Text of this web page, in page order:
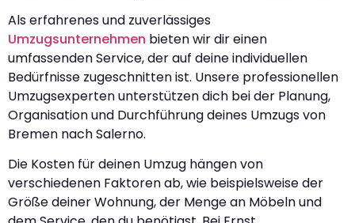
Als erfahrenes und zuverlässiges
Umzugsunternehmen bieten wir dir einen
umfassenden Service, der auf deine individuellen
Bedürfnisse zugeschnitten ist. Unsere professionellen
Umzugsexperten unterstützen dich bei der Planung,
Organisation und Durchführung deines Umzugs von
Bremen nach Salerno.
Die Kosten für deinen Umzug hängen von
verschiedenen Faktoren ab, wie beispielsweise der
Größe deiner Wohnung, der Menge an Möbeln und